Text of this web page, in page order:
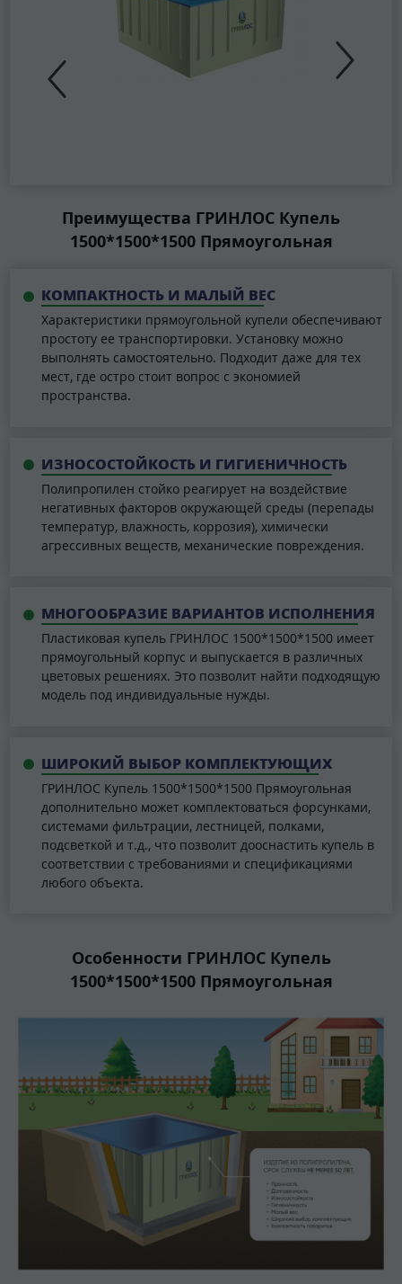
Преимущества ГРИНЛОС Купель
1500*1500*1500 Прямоугольная
КОМПАКТНОСТЬ И МАЛЫЙ ВЕС
Характеристики прямоугольной купели обеспечивают
простоту ее транспортировки. Установку можно
выполнять самостоятельно. Подходит даже для тех
мест, где остро стоит вопрос с экономией
пространства.
ИЗНОСОСТОЙКОСТЬ И ГИГИЕНИЧНОСТЬ
Полипропилен стойко реагирует на воздействие
негативных факторов окружающей среды (перепады
температур, влажность, коррозия), химически
агрессивных веществ, механические повреждения.
МНОГООБРАЗИЕ ВАРИАНТОВ ИСПОЛНЕНИЯ
Пластиковая купель ГРИНЛОС 1500*1500*1500 имеет
прямоугольный корпус и выпускается в различных
цветовых решениях. Это позволит найти подходящую
модель под индивидуальные нужды.
ШИРОКИЙ ВЫБОР КОМПЛЕКТУЮЩИХ
ГРИНЛОС Купель 1500*1500*1500 Прямоугольная
дополнительно может комплектоваться форсунками,
системами фильтрации, лестницей, полками,
подсветкой и т.д., что позволит дооснастить купель в
соответствии с требованиями и спецификациями
любого объекта.
Особенности ГРИНЛОС Купель
1500*1500*1500 Прямоугольная